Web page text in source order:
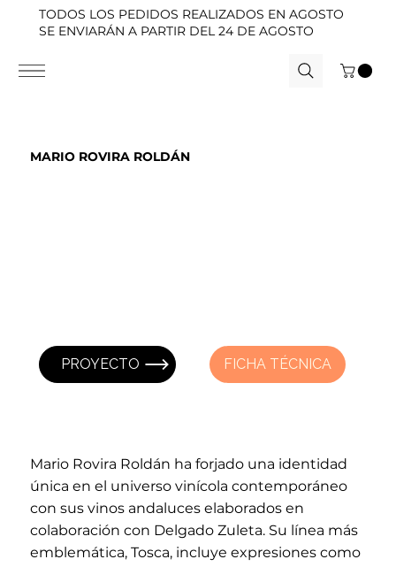
TODOS LOS PEDIDOS REALIZADOS EN AGOSTO
SE ENVIARÁN A PARTIR DEL 24 DE AGOSTO
MARIO ROVIRA ROLDÁN
PROYECTO FICHA TÉCNICA
Mario Rovira Roldán ha forjado una identidad
única en el universo vinícola contemporáneo
con sus vinos andaluces elaborados en
colaboración con Delgado Zuleta. Su línea más
emblemática, Tosca, incluye expresiones como